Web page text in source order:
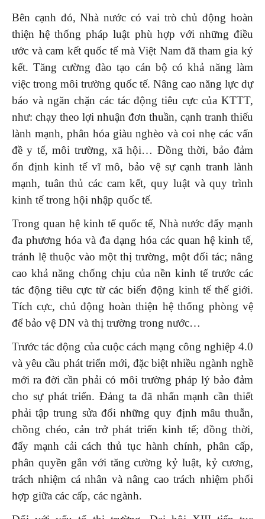
Bên cạnh đó, Nhà nước có vai trò chủ động hoàn
thiện hệ thống pháp luật phù hợp với những điều
ước và cam kết quốc tế mà Việt Nam đã tham gia ký
kết. Tăng cường đào tạo cán bộ có khả năng làm
việc trong môi trường quốc tế. Nâng cao năng lực dự
báo và ngăn chặn các tác động tiêu cực của KTTT,
như: chạy theo lợi nhuận đơn thuần, cạnh tranh thiếu
lành mạnh, phân hóa giàu nghèo và coi nhẹ các vấn
đề y tế, môi trường, xã hội… Đồng thời, bảo đảm
ổn định kinh tế vĩ mô, bảo vệ sự cạnh tranh lành
mạnh, tuân thủ các cam kết, quy luật và quy trình
kinh tế trong hội nhập quốc tế.
Trong quan hệ kinh tế quốc tế, Nhà nước đẩy mạnh
đa phương hóa và đa dạng hóa các quan hệ kinh tế,
tránh lệ thuộc vào một thị trường, một đối tác; nâng
cao khả năng chống chịu của nền kinh tế trước các
tác động tiêu cực từ các biến động kinh tế thế giới.
Tích cực, chủ động hoàn thiện hệ thống phòng vệ
để bảo vệ DN và thị trường trong nước…
Trước tác động của cuộc cách mạng công nghiệp 4.0
và yêu cầu phát triển mới, đặc biệt nhiều ngành nghề
mới ra đời cần phải có môi trường pháp lý bảo đảm
cho sự phát triển. Đảng ta đã nhấn mạnh cần thiết
phải tập trung sửa đổi những quy định mâu thuẫn,
chồng chéo, cản trở phát triển kinh tế; đồng thời,
đẩy mạnh cải cách thủ tục hành chính, phân cấp,
phân quyền gắn với tăng cường kỷ luật, kỷ cương,
trách nhiệm cá nhân và nâng cao trách nhiệm phối
hợp giữa các cấp, các ngành.